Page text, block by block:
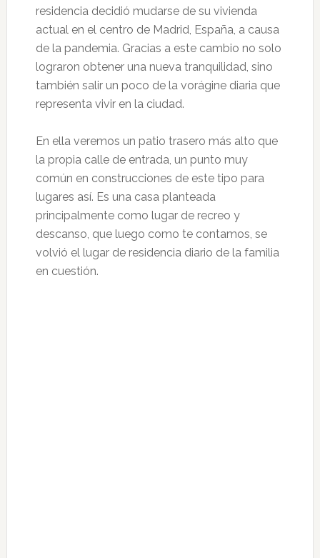
residencia decidió mudarse de su vivienda
actual en el centro de Madrid, España, a causa
de la pandemia. Gracias a este cambio no solo
lograron obtener una nueva tranquilidad, sino
también salir un poco de la vorágine diaria que
representa vivir en la ciudad.
En ella veremos un patio trasero más alto que
la propia calle de entrada, un punto muy
común en construcciones de este tipo para
lugares así. Es una casa planteada
principalmente como lugar de recreo y
descanso, que luego como te contamos, se
volvió el lugar de residencia diario de la familia
en cuestión.